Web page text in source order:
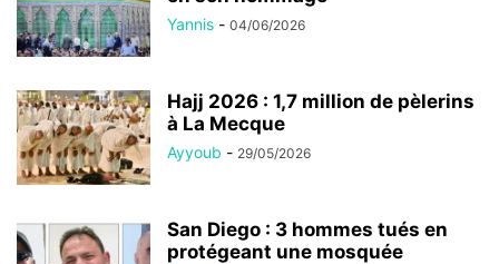
Yannis - 04/06/2026
Hajj 2026 : 1,7 million de pèlerins
à La Mecque
Ayyoub - 29/05/2026
San Diego : 3 hommes tués en
protégeant une mosquée